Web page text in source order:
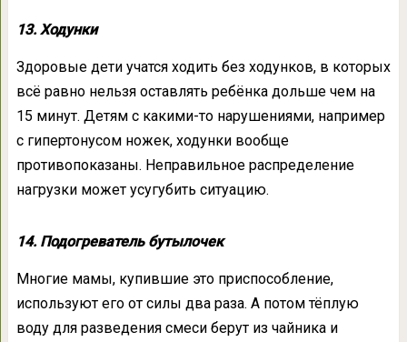
13. Ходунки
Здоровые дети учатся ходить без ходунков, в которых
всё равно нельзя оставлять ребёнка дольше чем на
15 минут. Детям с какими-то нарушениями, например
с гипертонусом ножек, ходунки вообще
противопоказаны. Неправильное распределение
нагрузки может усугубить ситуацию.
14. Подогреватель бутылочек
Многие мамы, купившие это приспособление,
используют его от силы два раза. А потом тёплую
воду для разведения смеси берут из чайника и